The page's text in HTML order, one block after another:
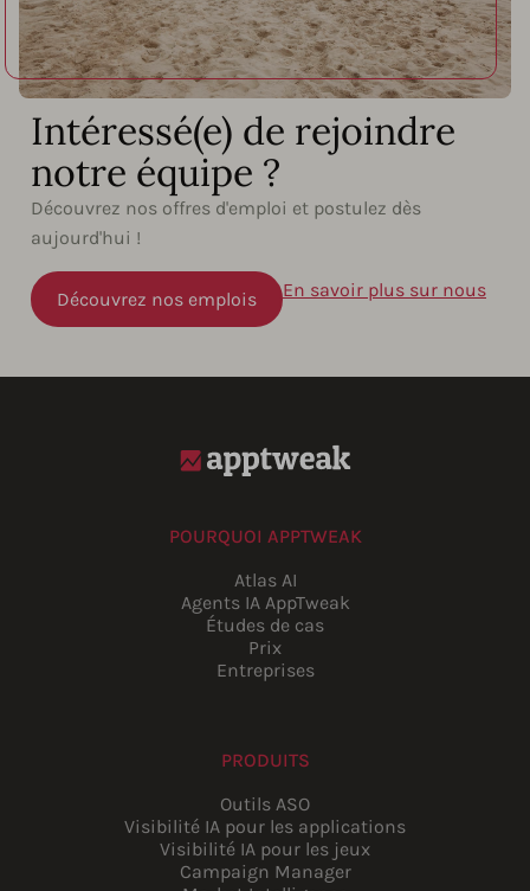
Intéressé(e) de rejoindre
notre équipe ?
Découvrez nos offres d'emploi et postulez dès
aujourd'hui !
Découvrez nos emplois En savoir plus sur nous
POURQUOI APPTWEAK
Atlas AI
Agents IA AppTweak
Études de cas
Prix
Entreprises
PRODUITS
Outils ASO
Visibilité IA pour les applications
Visibilité IA pour les jeux
Campaign Manager